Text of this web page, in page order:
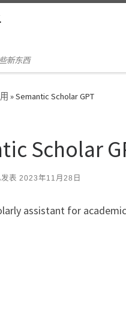
新东西
»Semantic Scholar GPT
Scholar
发表 2023年11月28日
assistant for